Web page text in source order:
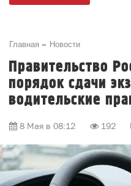
Главная Новости
Правительство
порядок сдачи
водительские
8 Мая в 08:12 192